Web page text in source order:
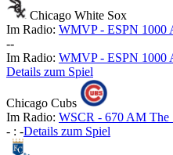
Chicago White Sox
Im Radio: WMVP - ESPN 1000
--
Im Radio: WMVP - ESPN 1000
Details zum Spiel
Chicago Cubs
Im Radio: WSCR - 670 AM The
- : -Details zum Spiel